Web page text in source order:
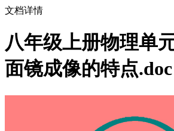
文档详情
八年级上册物理单
面镜成像的特点.doc